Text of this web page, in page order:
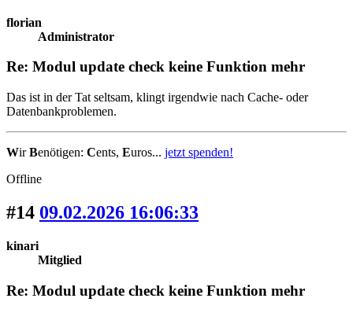
florian
Administrator
Re: Modul update check keine Funktion mehr
Das ist in der Tat seltsam, klingt irgendwie nach Cache- oder
Datenbankproblemen.
WirBenötigen: Cents, Euros... jetzt spenden!
Offline
#14 09.02.2026 16:06:33
kinari
Mitglied
Re: Modul update check keine Funktion mehr